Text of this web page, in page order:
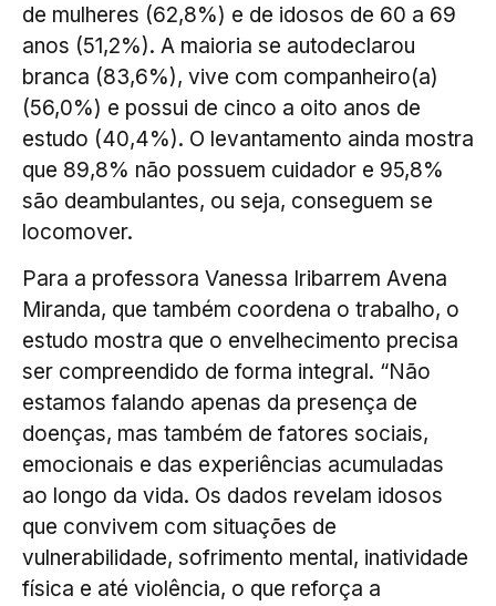
de mulheres (62,8%) e de idosos de 60 a 69
anos (51,2%). A maioria se autodeclarou
branca (83,6%), vive com companheiro(a)
(56,0%) e possui de cinco a oito anos de
estudo (40,4%). O levantamento ainda mostra
que 89,8% não possuem cuidador e 95,8%
são deambulantes, ou seja, conseguem se
locomover.
Para a professora Vanessa Iribarrem Avena
Miranda, que também coordena o trabalho, o
estudo mostra que o envelhecimento precisa
ser compreendido de forma integral. “Não
estamos falando apenas da presença de
doenças, mas também de fatores sociais,
emocionais e das experiências acumuladas
ao longo da vida. Os dados revelam idosos
que convivem com situações de
vulnerabilidade, sofrimento mental, inatividade
física e até violência, o que reforça a